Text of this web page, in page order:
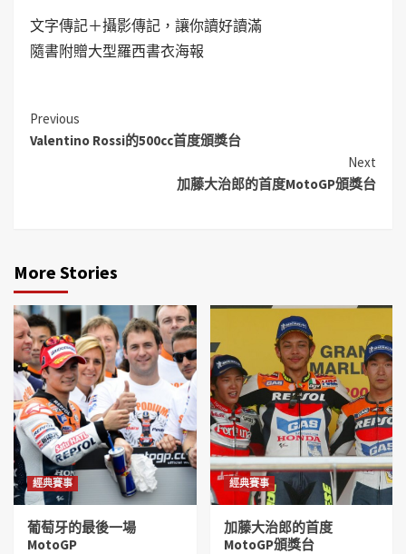
文字傳記＋攝影傳記，讓你讀好讀滿
隨書附贈大型羅西書衣海報
Previous
Valentino Rossi的500cc首度頒獎台
Next
加藤大治郎的首度MotoGP頒獎台
More Stories
經典賽事
葡萄牙的最後一場
MotoGP
經典賽事
加藤大治郎的首度
MotoGP頒獎台